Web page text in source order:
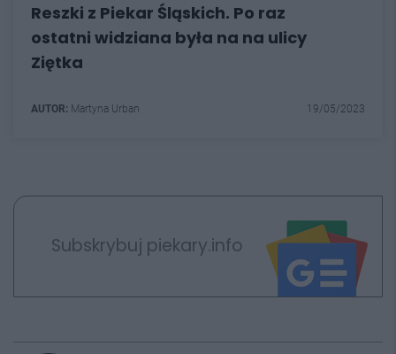
Reszki z Piekar Śląskich. Po raz
ostatni widziana była na na ulicy
Ziętka
AUTOR: Martyna Urban 19/05/2023
Subskrybuj piekary.info